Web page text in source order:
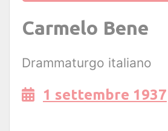
Carmelo Bene
Drammaturgo italiano
1 settembre 1937